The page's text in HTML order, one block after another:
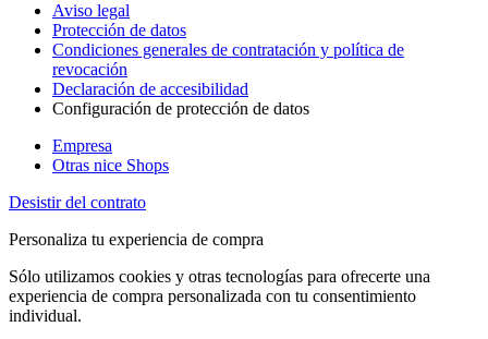
Aviso legal
Protección de datos
Condiciones generales de contratación y política de
revocación
Declaración de accesibilidad
Configuración de protección de datos
Empresa
Otras nice Shops
Desistir del contrato
Personaliza tu experiencia de compra
Sólo utilizamos cookies y otras tecnologías para ofrecerte una
experiencia de compra personalizada con tu consentimiento
individual.